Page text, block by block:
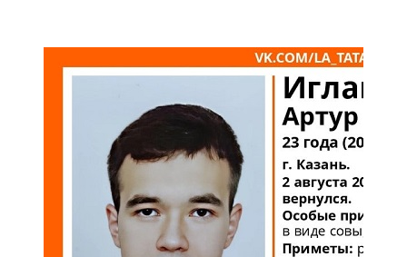
106,2 FM
Минзәлә
107,3 FM
Мөслим
100,0 FM
Нурлат